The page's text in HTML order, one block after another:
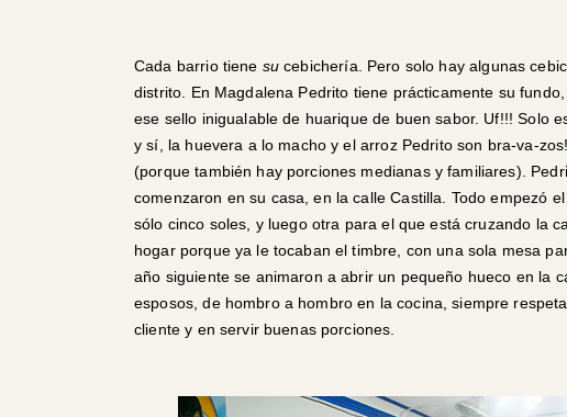
Cada barrio tiene su cebichería. Pero solo hay algunas
distrito. En Magdalena Pedrito tiene prácticamente su
ese sello inigualable de huarique de buen sabor. Uf!!! Solo
y sí, la huevera a lo macho y el arroz Pedrito son bra-va-
(porque también hay porciones medianas y familiares).
comenzaron en su casa, en la calle Castilla. Todo empezó
sólo cinco soles, y luego otra para el que está cruzando la
hogar porque ya le tocaban el timbre, con una sola mesa
año siguiente se animaron a abrir un pequeño hueco en la
esposos, de hombro a hombro en la cocina, siempre
cliente y en servir buenas porciones.